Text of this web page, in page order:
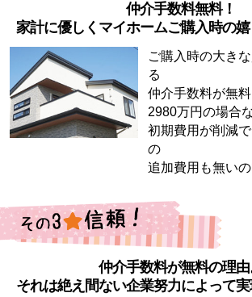
仲介手数料無料！
家計に優しくマイホームご購入時の嬉
ご購入時の大き
る
仲介手数料が無
2980万円の場合
初期費用が削減
の
追加費用も無いの
仲介手数料が無料の理由
それは絶え間ない企業努力によって実